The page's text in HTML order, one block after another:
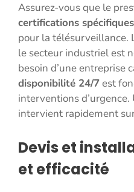
Assurez-vous que le
certifications spécifiques
pour la télésurveillance.
le secteur industriel est
besoin d’une entreprise
disponibilité 24/7est
interventions
intervient rapidement
Devis et
et efficacité